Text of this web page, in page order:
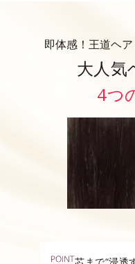
即体感！王道ヘ
大人気
4つ